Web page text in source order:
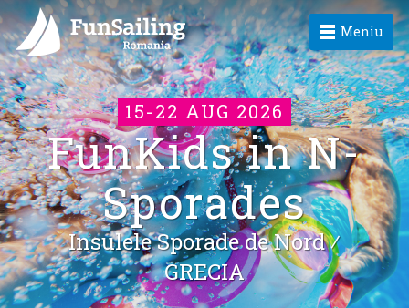
Meniu
15-22 AUG 2026
FunKids in N-
Sporades
Insulele Sporade de Nord ⁄
GRECIA